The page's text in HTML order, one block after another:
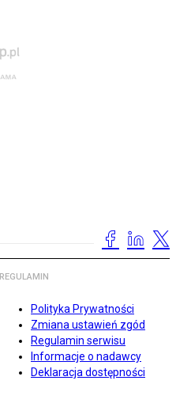
REGULAMIN
Polityka Prywatności
Zmiana ustawień zgód
Regulamin serwisu
Informacje o nadawcy
Deklaracja dostępności